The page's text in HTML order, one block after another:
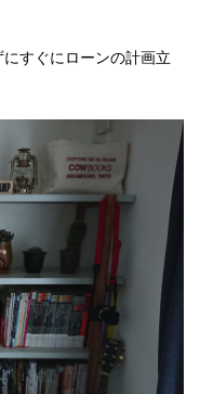
にすぐにローンの計画立